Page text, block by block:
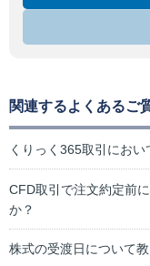
関連するよくあるご
くりっく365取引にお
CFD取引で注文約定前
か？
株式の受渡日について教